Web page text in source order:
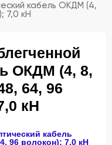
кабель ОКДМ (4,
7,0 кН
ОКДМ (4, 8,
64, 96
кН